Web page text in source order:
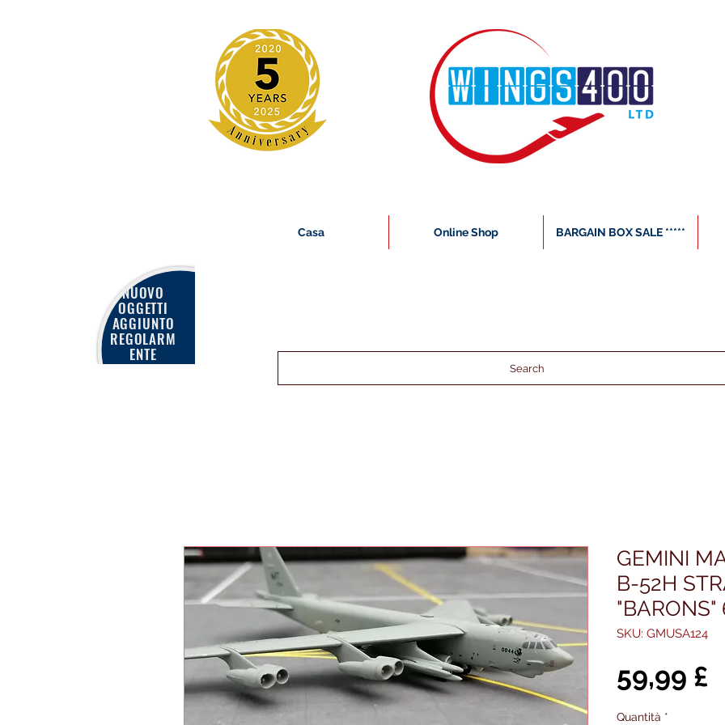
Casa Online Shop BARGAIN BOX SALE *****
NUOVO
OGGETTI
AGGIUNTO
REGOLARM
ENTE
Search
GEMINI
B-52H
SKU: GMUSA124
59,99 £
Quantità *